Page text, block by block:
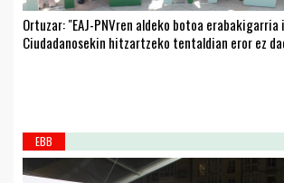
Ortuzar: "EAJ-PNVren aldeko botoa erabakigarria
Ciudadanosekin hitzartzeko tentaldian eror ez
EBB